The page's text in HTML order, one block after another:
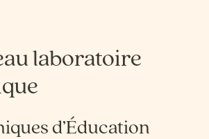
laboratoire
d’Éducation